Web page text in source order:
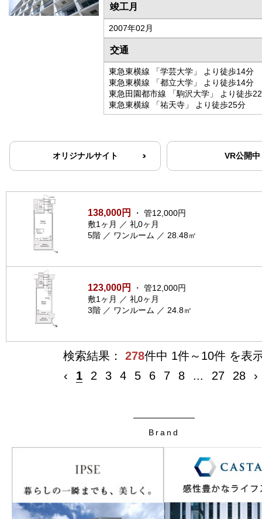
竣工月
2007年02月
交通
東急東横線 「学芸大学」 より徒歩14分
東急東横線 「都立大学」 より徒歩14分
東急田園都市線 「駒沢大学」 より徒歩
東急東横線 「祐天寺」 より徒歩25分
オリジナルサイト VR公開中
138,000円
・ 管12,000円
敷1ヶ月 ／ 礼0ヶ月
5階 ／ ワンルーム ／ 28.48㎡
123,000円
・ 管12,000円
敷1ヶ月 ／ 礼0ヶ月
3階 ／ ワンルーム ／ 24.8㎡
検索結果： 278件中 1件～10件 を表
‹
1 2 3 4 5 6 7 8 ... 27 28 ›
Brand